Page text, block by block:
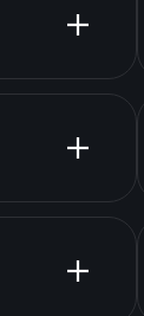
grafik